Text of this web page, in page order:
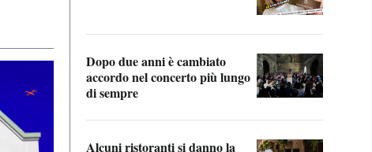
Dopo due anni è cambiato
accordo nel concerto più lungo
di sempre
Alcuni ristoranti si danno la